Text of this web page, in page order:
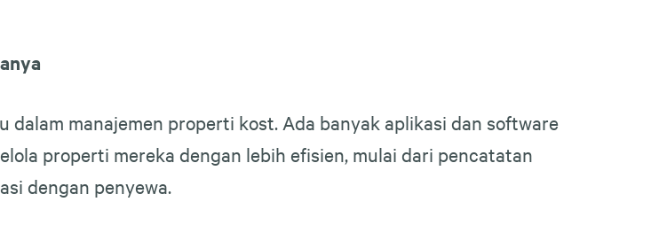
manajemen properti kost. Ada banyak aplikasi dan software
properti mereka dengan lebih efisien, mulai dari pencatatan
dengan penyewa.